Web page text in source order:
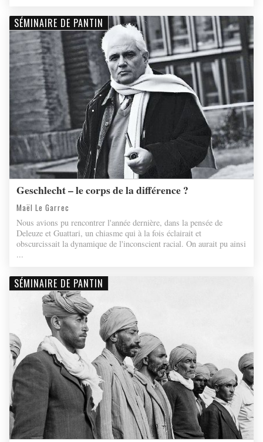
SÉMINAIRE DE PANTIN
Geschlecht – le corps de la différence ?
Maël Le Garrec
Nous avions pu rencontrer l'année dernière, dans la pensée de
Deleuze et Guattari, un chiasme qui à la fois éclairait et
obscurcissait la dynamique de l'inconscient racial. On aurait pu ainsi
...
SÉMINAIRE DE PANTIN